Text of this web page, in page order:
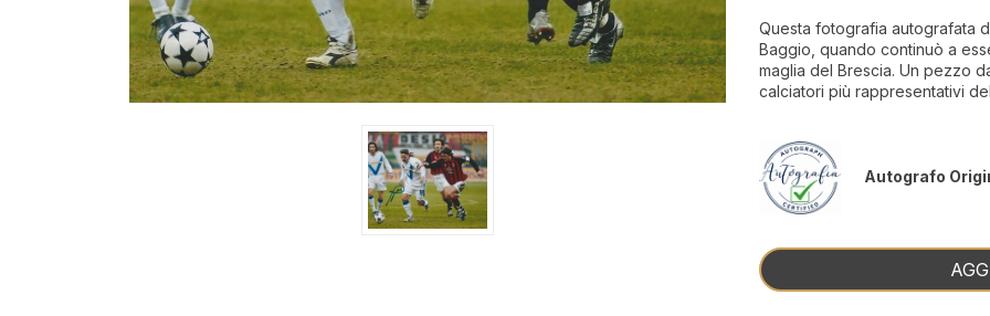
Questa fotografia autografata
Baggio, quando continuò a
maglia del Brescia. Un pezzo
calciatori più rappresentativi
Autografo